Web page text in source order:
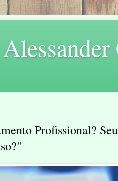
Profissional? Seu